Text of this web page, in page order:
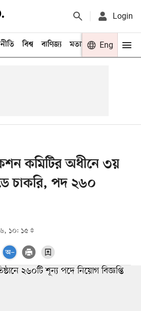
Login
বিশ্ব বাণিজ্য মতামত খেলা
Eng
কমিটির অধীনে ৩য়
চাকরি, পদ ২৬০
১০: ১৫